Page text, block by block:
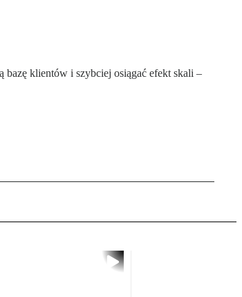
klientów i szybciej osiągać efekt skali –